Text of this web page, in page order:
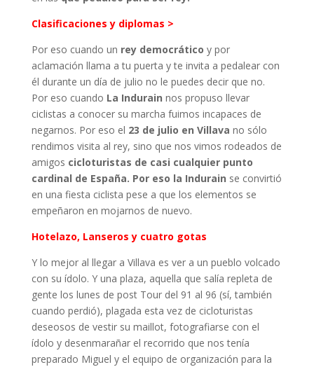
Clasificaciones y diplomas >
Por eso cuando un rey democrático y por
aclamación llama a tu puerta y te invita a pedalear con
él durante un día de julio no le puedes decir que no.
Por eso cuando La Indurain nos propuso llevar
ciclistas a conocer su marcha fuimos incapaces de
negarnos. Por eso el 23 de julio en Villava no sólo
rendimos visita al rey, sino que nos vimos rodeados de
amigos cicloturistas de casi cualquier punto
cardinal de España. Por eso la Indurain se convirtió
en una fiesta ciclista pese a que los elementos se
empeñaron en mojarnos de nuevo.
Hotelazo, Lanseros y cuatro gotas
Y lo mejor al llegar a Villava es ver a un pueblo volcado
con su ídolo. Y una plaza, aquella que salía repleta de
gente los lunes de post Tour del 91 al 96 (sí, también
cuando perdió), plagada esta vez de cicloturistas
deseosos de vestir su maillot, fotografiarse con el
ídolo y desenmarañar el recorrido que nos tenía
preparado Miguel y el equipo de organización para la